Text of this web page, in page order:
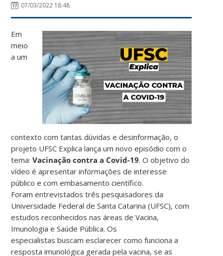
07/03/2022 18:48
Em
meio
a um
contexto com tantas dúvidas e desinformação, o
projeto UFSC Explica lança um novo episódio com o
tema:Vacinação contra a Covid-19. O objetivo do
vídeo é apresentar informações de interesse
público e com embasamento científico.
Foram entrevistados três pesquisadores da
Universidade Federal de Santa Catarina (UFSC), com
estudos reconhecidos nas áreas de Vacina,
Imunologia e Saúde Pública. Os
especialistas buscam esclarecer como funciona a
resposta imunológica gerada pela vacina, se as